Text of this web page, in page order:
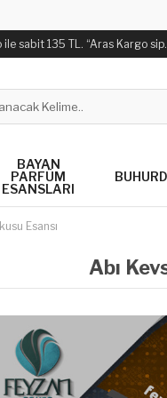
135 TL. “Aras Kargo sip.
BAYAN
PARFÜM
ESANSLARI
Esansı
Abı